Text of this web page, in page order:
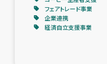
トルコ・シリ
フェアトレード事業
企業連携
経済自立支援事業